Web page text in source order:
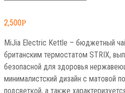
2,500Р
MiJia Electric Kettle – бюджетный
британским термостатом STRIX,
безопасной для здоровья
минималистский дизайн с матовой
подсветкой, а также